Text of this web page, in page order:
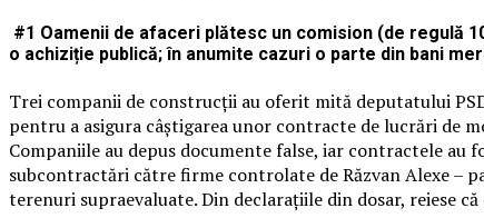
#1 Oamenii de afaceri plătesc un comision (de regulă
o achiziție publică; în anumite cazuri o parte din bani
Trei companii de construcții au oferit mită deputatului
pentru a asigura câștigarea unor contracte de lucrări de
Companiile au depus documente false, iar contractele
subcontractări către firme controlate de Răzvan Alexe –
terenuri supraevaluate. Din declarațiile din dosar, reiese